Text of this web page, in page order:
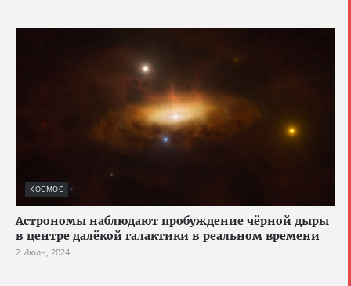
КОСМОС
Астрономы наблюдают пробуждение чёрной дыры
в центре далёкой галактики в реальном времени
2 Июль, 2024